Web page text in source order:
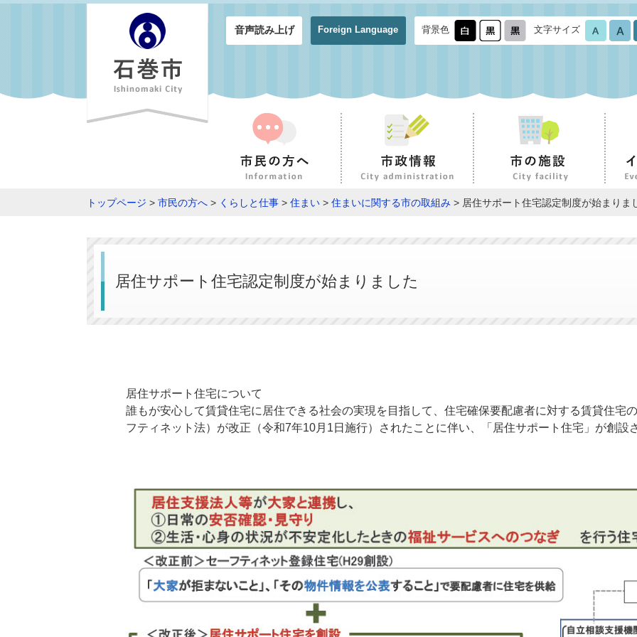
音声読み上げ Foreign Language 背景色 文字サイズ
トップページ > 市民の方へ > くらしと仕事 > 住まい > 住まいに関する市の取組み > 居住サポート住宅認定制度が始まりま
居住サポート住宅認定制度が始まりました
居住サポート住宅について
誰もが安心して賃貸住宅に居住できる社会の実現を目指して、住宅確保要配慮者に対する賃貸住宅
フティネット法）が改正（令和7年10月1日施行）されたことに伴い、「居住サポート住宅」が創設